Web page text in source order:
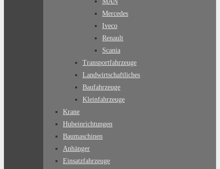
Mercedes
Iveco
Renault
Scania
Transportfahrzeuge
Landwirtschaftliches
Baufahrzeuge
Kleinfahrzeuge
Krane
Hubeinrichtungen
Baumaschinen
Anhänger
Einsatzfahrzeuge